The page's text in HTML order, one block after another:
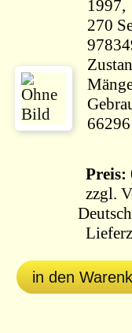
270 Seiten
66296
Preis:
zzgl.
in den